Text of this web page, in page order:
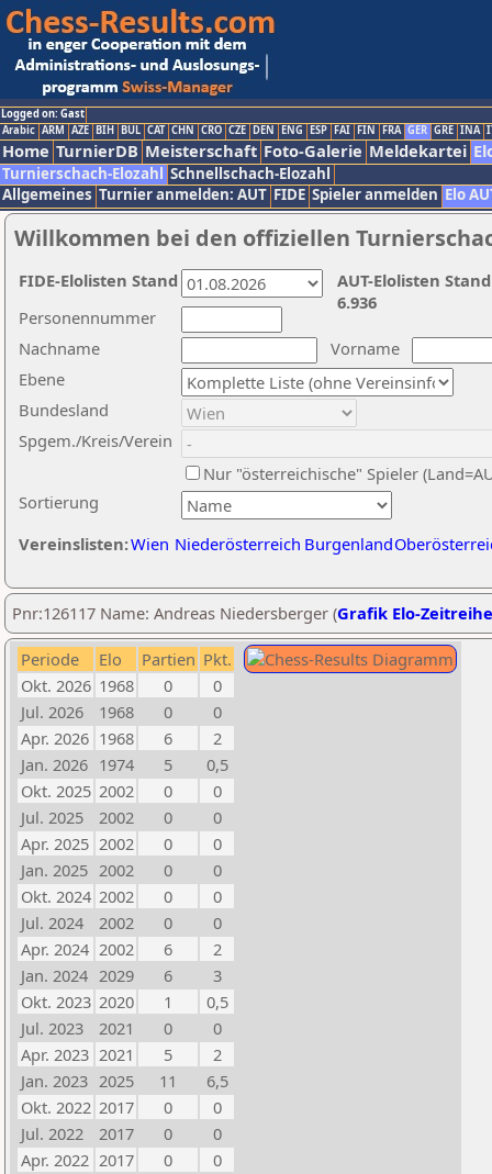
Logged on: Gast
Arabic ARM AZE BIH BUL CAT CHN CRO CZE DEN ENG ESP FAI FIN FRA GER GRE INA
Home TurnierDB Meisterschaft Foto-Galerie Meldekartei
Turnierschach-Elozahl Schnellschach-Elozahl
Allgemeines Turnier anmelden: AUT FIDE Spieler anmelden Elo
Willkommen bei den offiziellen
Nachname
Vorname
Ebene
Sortierung
Personennummer
Bundesland
Spgem./Kreis/Verein
Nur "österreichische" Spieler
Vereinslisten:Wien Niederösterreich Burgenland
AUT-Elolisten
6.936
FIDE-Elolisten Stand
Pnr:126117 Name: Andreas Niedersberger (Grafik Elo-Zeitreihe
Periode Elo Partien Pkt.
Okt. 2026 1968 0
0
Jul. 2026
1968 0
0
Apr. 2026 1968 6
2
Jan. 2026 1974 5
0,5
Okt. 2025 2002 0
0
Jul. 2025
2002 0
0
Apr. 2025 2002 0
0
Jan. 2025 2002 0
0
Okt. 2024 2002 0
0
Jul. 2024
2002 0
0
Apr. 2024 2002 6
2
Jan. 2024 2029 6
3
Okt. 2023 2020 1
0,5
Jul. 2023
2021 0
0
Apr. 2023 2021 5
2
Jan. 2023 2025 11
6,5
Okt. 2022 2017 0
0
Jul. 2022
2017 0
0
Apr. 2022 2017 0
0